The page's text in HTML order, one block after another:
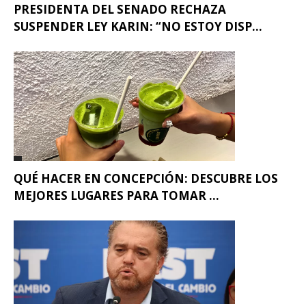
PRESIDENTA DEL SENADO RECHAZA
SUSPENDER LEY KARIN: “NO ESTOY DISP...
QUÉ HACER EN CONCEPCIÓN: DESCUBRE LOS
MEJORES LUGARES PARA TOMAR ...